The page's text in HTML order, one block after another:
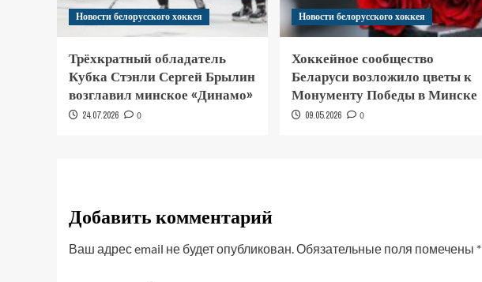
Новости белорусского хоккея
Трёхкратный обладатель
Кубка Стэнли Сергей Брылин
возглавил минское «Динамо»
24.07.2026 0
Новости белорусского хоккея
Хоккейное сообщество
Беларуси возложило цветы к
Монументу Победы в Минске
09.05.2026 0
Добавить комментарий
Ваш адрес email не будет опубликован.Обязательные поля помечены *